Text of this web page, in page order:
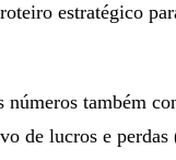
estratégico
números também
de lucros e